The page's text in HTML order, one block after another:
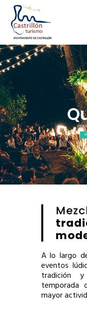
A lo largo
eventos
tradición
temporada
mayor